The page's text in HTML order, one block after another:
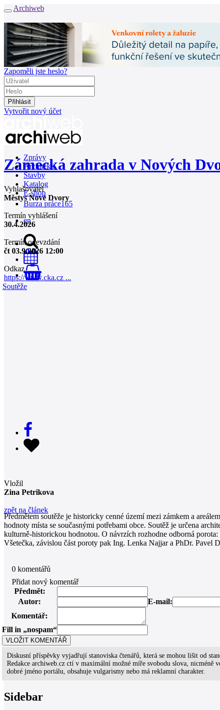
Archiweb
Zapoměli jste heslo?
Vytvořit nový účet
Zprávy
Architekti
Stavby
Katalog
E-shop
Burza práce165
en
0
Zámecká zahrada v Nových
Vyhlašovatel
Městys Nové Dvory
Termín vyhlášení
30.4.2026
Termín odevzdání
čt 03.9.2026 12:00
Odkaz
https://www.cka.cz ...
Soutěže
Vložil
Zina Petrikova
zpět na článek
Předmětem soutěže je historicky cenné území mezi zámkem a
hodnoty místa se současnými potřebami obce. Soutěž je určena
kulturně-historickou hodnotou. O návrzích rozhodne odborná
Všetečka, závislou část poroty pak Ing. Lenka Najjar a PhDr. Pavel
0 komentářů
Přidat nový komentář
Předmět:
Autor:
E-mail:
Komentář:
Fill in „nospam“
Diskusní příspěvky vyjadřují stanoviska čtenářů, která se mohou lišit od
Redakce archiweb.cz ctí v maximální možné míře svobodu slova, nicméně
dobré jméno portálu, obsahuje vulgarismy nebo má reklamní charakter.
Sidebar